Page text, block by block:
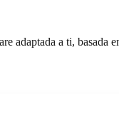
adaptada a ti, basada